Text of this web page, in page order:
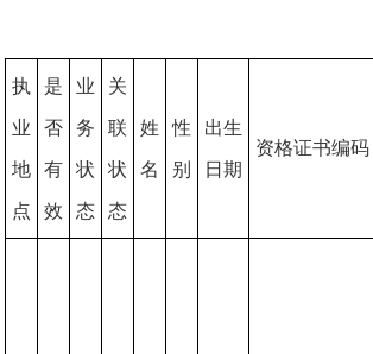
执
业
地
点
是
否
有
效
业
务
状
态
关
联
状
态
姓
名
性
别
出生
日期
资格证书编码